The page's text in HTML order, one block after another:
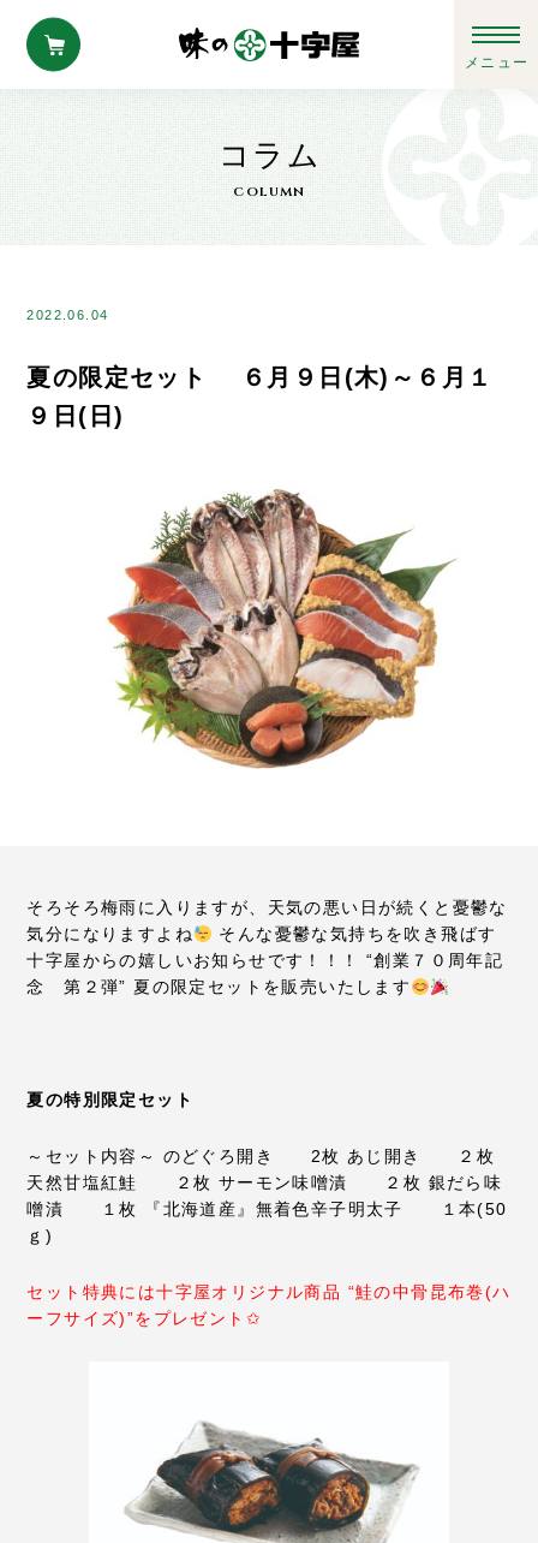
コラム
column
2022.06.04
夏の限定セット ６月９日(木)～６月１
９日(日)
そろそろ梅雨に入りますが、天気の悪い日が続くと憂鬱な
気分になりますよね
そんな憂鬱な気持ちを吹き飛ばす
十字屋からの嬉しいお知らせです！！！
“創業７０周年記
念 第２弾” 夏の限定セットを販売いたします
夏の特別限定セット
～セット内容～ のどぐろ開き 2枚 あじ開き ２枚
天然甘塩紅鮭 ２枚 サーモン味噌漬 ２枚 銀だら味
噌漬 １枚
『北海道産』無着色辛子明太子 １本(50
ｇ)
セット特典には十字屋オリジナル商品 “鮭の中骨昆布巻(ハ
ーフサイズ)”をプレゼント✩